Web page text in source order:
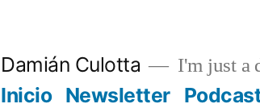
Damián Culotta I'm just a
Inicio Newsletter